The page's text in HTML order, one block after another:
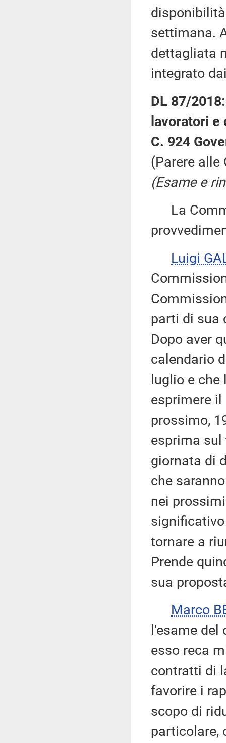
settimana.
dettagliata
integrato
DL 87/
lavoratori
C. 924
(Parere alle
(Esame e
La
Luigi
parti di sua
Dopo aver
calendario
luglio e
esprimere
prossimo,
esprima sul
giornata di
che
nei
tornare a
Prende
sua
Marco
l'esame
esso reca
contratti di
favorire i
scopo di
particolare,